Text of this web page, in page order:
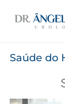
Saúde do